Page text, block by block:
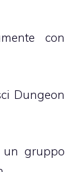
con
Dungeon
un gruppo